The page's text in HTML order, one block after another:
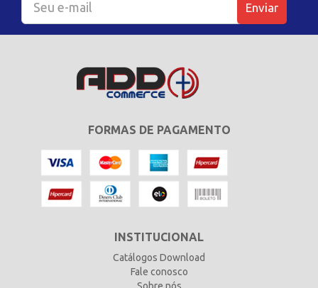
Enviar
FORMAS DE PAGAMENTO
INSTITUCIONAL
Catálogos Download
Fale conosco
Sobre nós